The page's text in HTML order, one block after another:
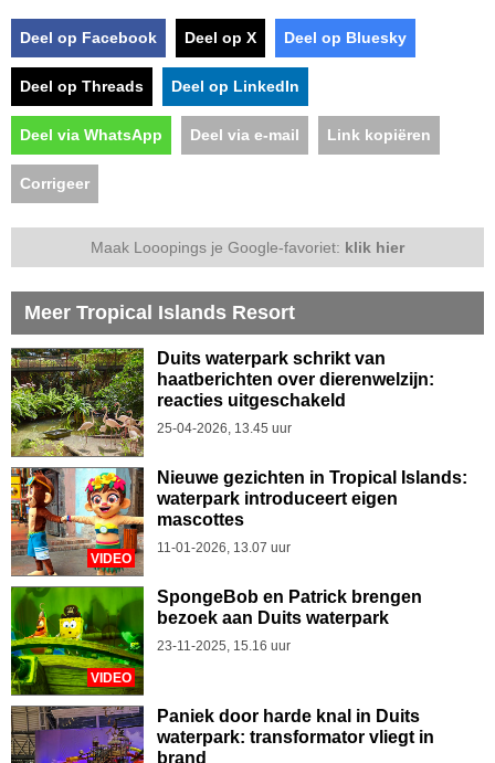
Deel op Facebook Deel op X Deel op Bluesky
Deel op Threads Deel op LinkedIn
Deel via WhatsApp Deel via e-mail Link kopiëren
Corrigeer
Maak Looopings je Google-favoriet: klik hier
Meer Tropical Islands Resort
Duits waterpark schrikt van
haatberichten over dierenwelzijn:
reacties uitgeschakeld
25-04-2026, 13.45 uur
VIDEO
Nieuwe gezichten in Tropical Islands:
waterpark introduceert eigen
mascottes
11-01-2026, 13.07 uur
VIDEO
SpongeBob en Patrick brengen
bezoek aan Duits waterpark
23-11-2025, 15.16 uur
Paniek door harde knal in Duits
waterpark: transformator vliegt in
brand